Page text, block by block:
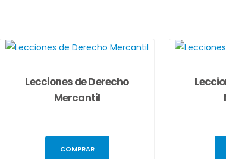
Lecciones de Derecho
Mercantil
COMPRAR